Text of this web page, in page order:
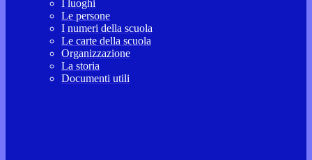
I luoghi
Le persone
I numeri della scuola
Le carte della scuola
Organizzazione
La storia
Documenti utili